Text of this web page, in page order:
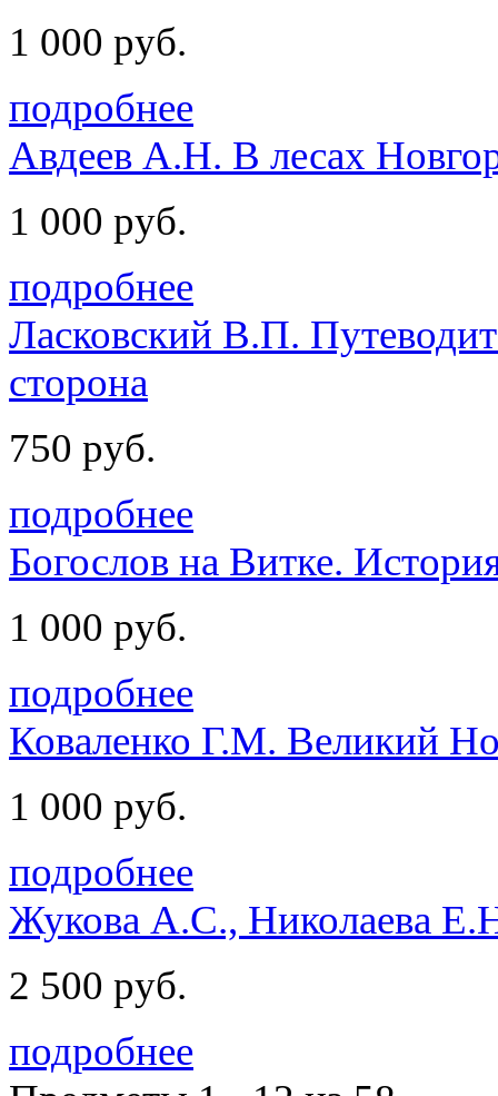
1 000 руб.
подробнее
Авдеев А.Н. В лесах
1 000 руб.
подробнее
Ласковский В.П.
сторона
750 руб.
подробнее
Богослов на Витке.
1 000 руб.
подробнее
Коваленко Г.М. Великий
1 000 руб.
подробнее
Жукова А.С., Николаева
2 500 руб.
подробнее